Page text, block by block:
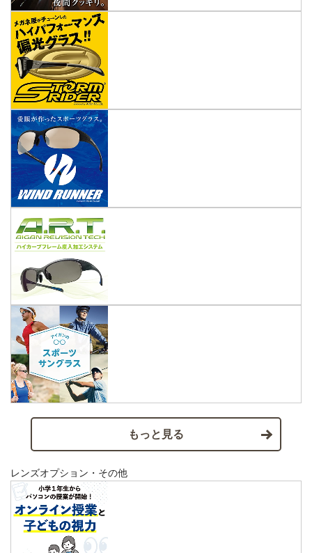
もっと見る
レンズオプション・その他